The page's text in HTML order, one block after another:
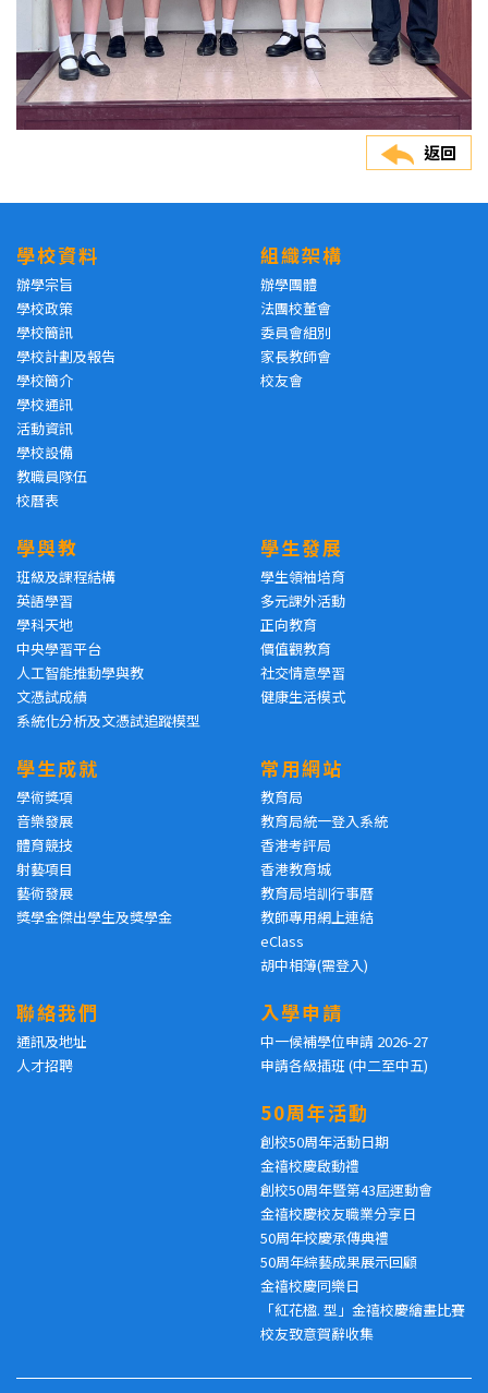
返回
學校資料
辦學宗旨
學校政策
學校簡訊
學校計劃及報告
學校簡介
學校通訊
活動資訊
學校設備
教職員隊伍
校曆表
組織架構
辦學團體
法團校董會
委員會組別
家長教師會
校友會
學與教
班級及課程結構
英語學習
學科天地
中央學習平台
人工智能推動學與教
文憑試成績
系統化分析及文憑試追蹤模型
學生發展
學生領袖培育
多元課外活動
正向教育
價值觀教育
社交情意學習
健康生活模式
學生成就
學術獎項
音樂發展
體育競技
射藝項目
藝術發展
獎學金傑出學生及獎學金
常用網站
教育局
教育局統一登入系統
香港考評局
香港教育城
教育局培訓行事曆
教師專用網上連結
eClass
胡中相簿(需登入)
聯絡我們
通訊及地址
人才招聘
入學申請
中一候補學位申請 2026-27
申請各級插班 (中二至中五)
50周年活動
創校50周年活動日期
金禧校慶啟動禮
創校50周年暨第43屆運動會
金禧校慶校友職業分享日
50周年校慶承傳典禮
50周年綜藝成果展示回顧
金禧校慶同樂日
「紅花楹. 型」金禧校慶繪畫比賽
校友致意賀辭收集